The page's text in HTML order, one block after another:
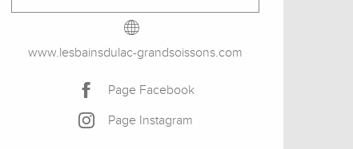
www.lesbainsdulac-grandsoissons.com
Page Facebook
Page Instagram